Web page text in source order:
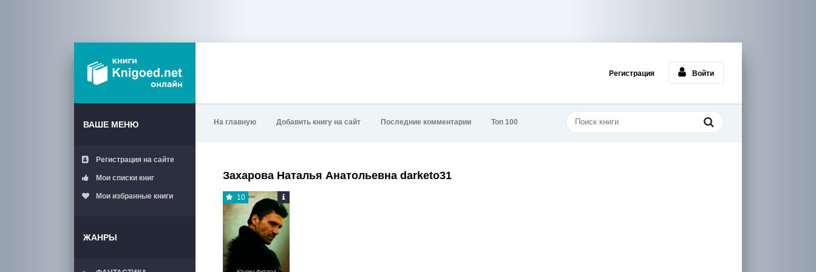
Регистрация Войти
ВАШЕ МЕНЮ
Регистрация на сайте
Мои списки книг
Мои избранные книги
ЖАНРЫ
На главную Добавить книгу на сайт Последние комментарии Топ 100
Захарова Наталья Анатольевна darketo31
10